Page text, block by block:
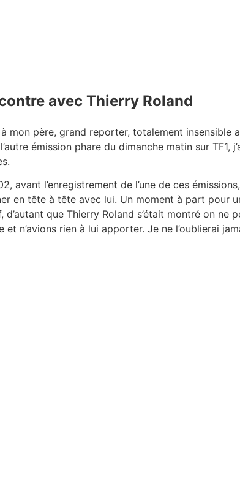
avec Thierry Roland
à mon père, grand reporter, totalement
émission phare du dimanche matin sur TF1,
avant l’enregistrement de l’une de ces
en tête à tête avec lui. Un moment à part pour
d’autant que Thierry Roland s’était montré on ne
et n’avions rien à lui apporter. Je ne l’oublierai